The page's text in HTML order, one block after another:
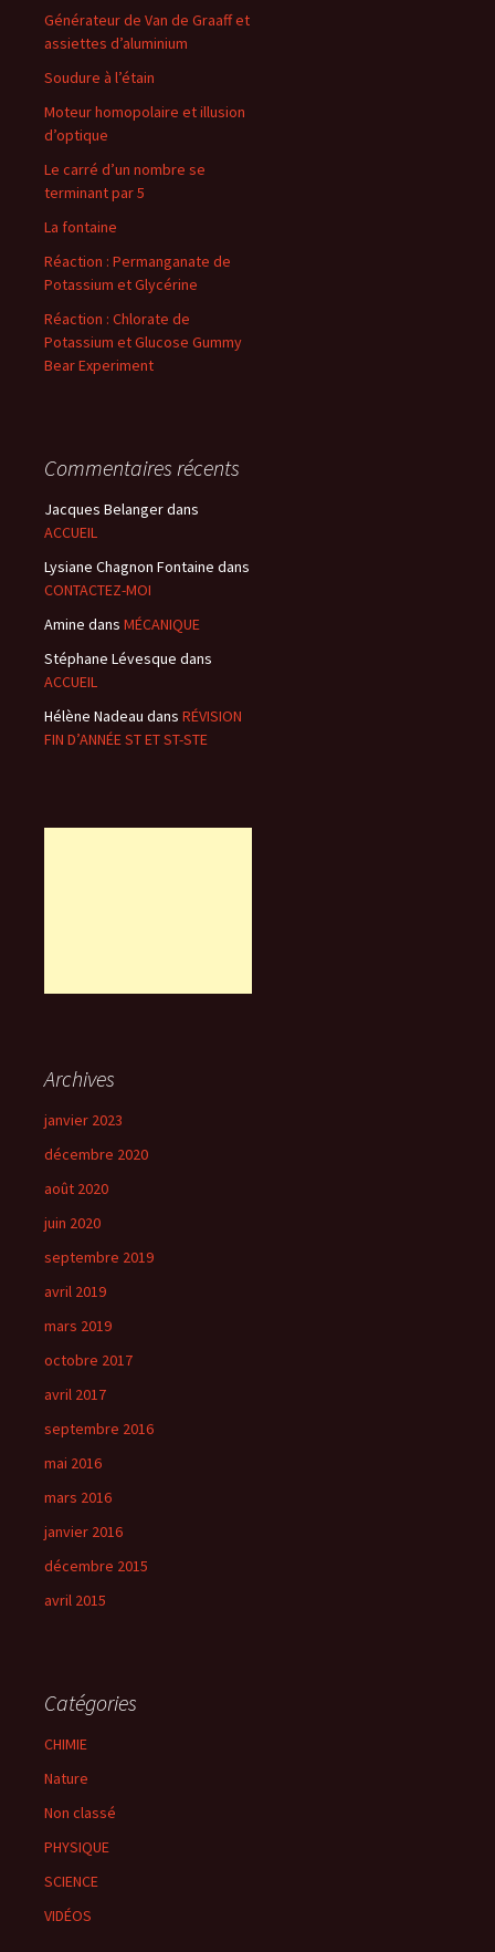
Générateur de Van de Graaff et
assiettes d’aluminium
Soudure à l’étain
Moteur homopolaire et illusion
d’optique
Le carré d’un nombre se
terminant par 5
La fontaine
Réaction : Permanganate de
Potassium et Glycérine
Réaction : Chlorate de
Potassium et Glucose Gummy
Bear Experiment
Commentaires récents
Jacques Belangerdans
ACCUEIL
Lysiane Chagnon Fontaine dans
CONTACTEZ-MOI
Amine dans MÉCANIQUE
Stéphane Lévesque dans
ACCUEIL
Hélène Nadeau dans RÉVISION
FIN D’ANNÉE ST ET ST-STE
Archives
janvier 2023
décembre 2020
août 2020
juin 2020
septembre 2019
avril 2019
mars 2019
octobre 2017
avril 2017
septembre 2016
mai 2016
mars 2016
janvier 2016
décembre 2015
avril 2015
Catégories
CHIMIE
Nature
Non classé
PHYSIQUE
SCIENCE
VIDÉOS